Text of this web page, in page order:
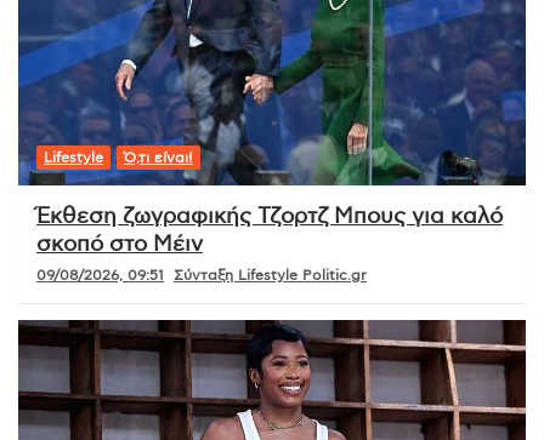
Lifestyle Ό,τι είναι!
Έκθεση ζωγραφικής Τζορτζ Μπους για καλό
σκοπό στο Μέιν
09/08/2026, 09:51 Σύνταξη Lifestyle Politic.gr